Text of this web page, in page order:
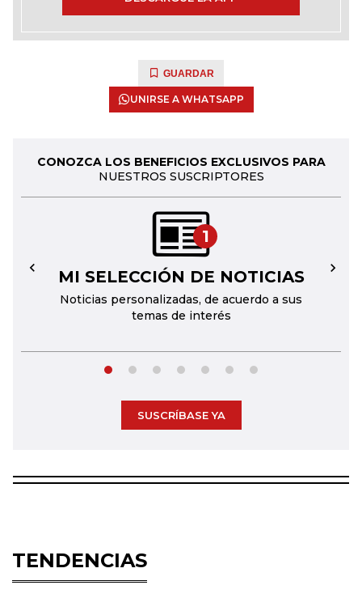
GUARDAR
UNIRSE A WHATSAPP
CONOZCA LOS BENEFICIOS EXCLUSIVOS PARA
NUESTROS SUSCRIPTORES
1
MI SELECCIÓN DE NOTICIAS
Noticias personalizadas, de acuerdo a sus
temas de interés
← →
SUSCRÍBASE YA
TENDENCIAS